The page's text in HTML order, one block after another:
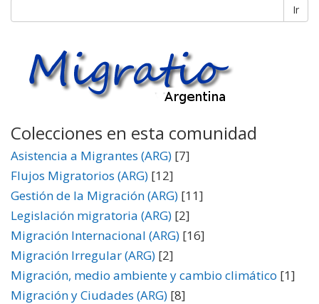
Ir
Colecciones en esta comunidad
Asistencia a Migrantes (ARG) [7]
Flujos Migratorios (ARG) [12]
Gestión de la Migración (ARG) [11]
Legislación migratoria (ARG) [2]
Migración Internacional (ARG) [16]
Migración Irregular (ARG) [2]
Migración, medio ambiente y cambio climático [1]
Migración y Ciudades (ARG) [8]